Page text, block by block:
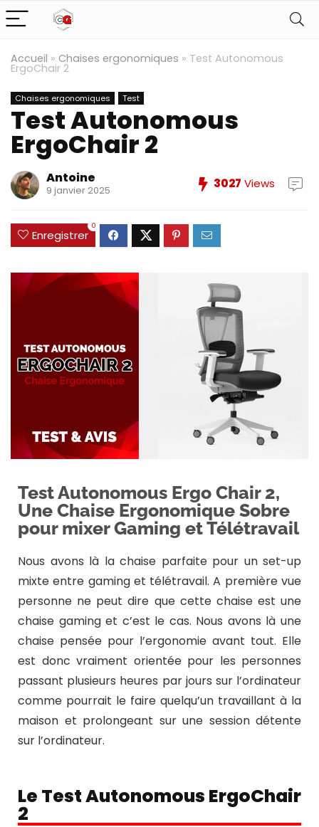
Accueil » Chaises ergonomiques » Test Autonomous
ErgoChair 2
Chaises ergonomiques Test
Test Autonomous
ErgoChair 2
Antoine
9 janvier 2025 3027 Views
Enregistrer
0
Test Autonomous Ergo Chair 2,
Une Chaise Ergonomique Sobre
pour mixer Gaming et Télétravail
Nous avons là la chaise parfaite pour un set-up
mixte entre gaming et télétravail. A première vue
personne ne peut dire que cette chaise est une
chaise gaming et c’est le cas. Nous avons là une
chaise pensée pour l’ergonomie avant tout. Elle
est donc vraiment orientée pour les personnes
passant plusieurs heures par jours sur l’ordinateur
comme pourrait le faire quelqu’un travaillant à la
maison et prolongeant sur une session détente
sur l’ordinateur.
Le Test Autonomous ErgoChair
2